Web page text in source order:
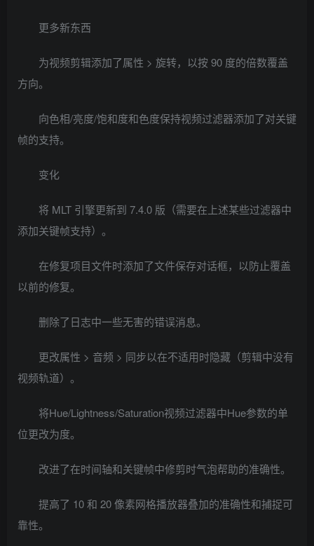
更多新东西
为视频剪辑添加了属性 > 旋转，以按 90 度的倍数覆盖
方向。
向色相/亮度/饱和度和色度保持视频过滤器添加了对关键
帧的支持。
变化
将 MLT 引擎更新到 7.4.0 版（需要在上述某些过滤器中
添加关键帧支持）。
在修复项目文件时添加了文件保存对话框，以防止覆盖
以前的修复。
删除了日志中一些无害的错误消息。
更改属性 > 音频 > 同步以在不适用时隐藏（剪辑中没有
视频轨道）。
将Hue/Lightness/Saturation视频过滤器中Hue参数的单
位更改为度。
改进了在时间轴和关键帧中修剪时气泡帮助的准确性。
提高了 10 和 20 像素网格播放器叠加的准确性和捕捉可
靠性。